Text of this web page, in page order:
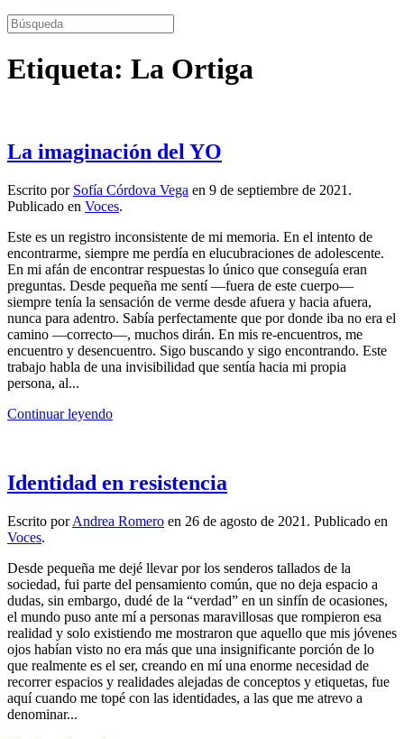
Etiqueta: La Ortiga
La imaginación del YO
Escrito por Sofía Córdova Vega en 9 de septiembre de 2021 .
Publicado en Voces.
Este es un registro inconsistente de mi memoria. En el intento de
encontrarme, siempre me perdía en elucubraciones de adolescente.
En mi afán de encontrar respuestas lo único que conseguía eran
preguntas. Desde pequeña me sentí —fuera de este cuerpo—
siempre tenía la sensación de verme desde afuera y hacia afuera,
nunca para adentro. Sabía perfectamente que por donde iba no era el
camino —correcto—, muchos dirán. En mis re-encuentros, me
encuentro y desencuentro. Sigo buscando y sigo encontrando. Este
trabajo habla de una invisibilidad que sentía hacia mi propia
persona, al...
Continuar leyendo
Identidad en resistencia
Escrito porAndrea Romero en 26 de agosto de 2021 . Publicado en
Voces.
Desde pequeña me dejé llevar por los senderos tallados de la
sociedad, fui parte del pensamiento común, que no deja espacio a
dudas, sin embargo, dudé de la “verdad” en un sinfín de ocasiones,
el mundo puso ante mí a personas maravillosas que rompieron esa
realidad y solo existiendo me mostraron que aquello que mis jóvenes
ojos habían visto no era más que una insignificante porción de lo
que realmente es el ser, creando en mí una enorme necesidad de
recorrer espacios y realidades alejadas de conceptos y etiquetas, fue
aquí cuando me topé con las identidades, a las que me atrevo a
denominar...